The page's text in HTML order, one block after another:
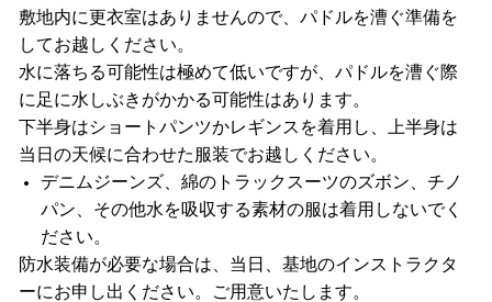
敷地内に更衣室はありませんので、パドルを漕ぐ準備を
してお越しください。
水に落ちる可能性は極めて低いですが、パドルを漕ぐ際
に足に水しぶきがかかる可能性はあります。
下半身はショートパンツかレギンスを着用し、上半身は
当日の天候に合わせた服装でお越しください。
デニムジーンズ、綿のトラックスーツのズボン、チノ
パン、その他水を吸収する素材の服は着用しないでく
ださい。
防水装備が必要な場合は、当日、基地のインストラクタ
ーにお申し出ください。ご用意いたします。